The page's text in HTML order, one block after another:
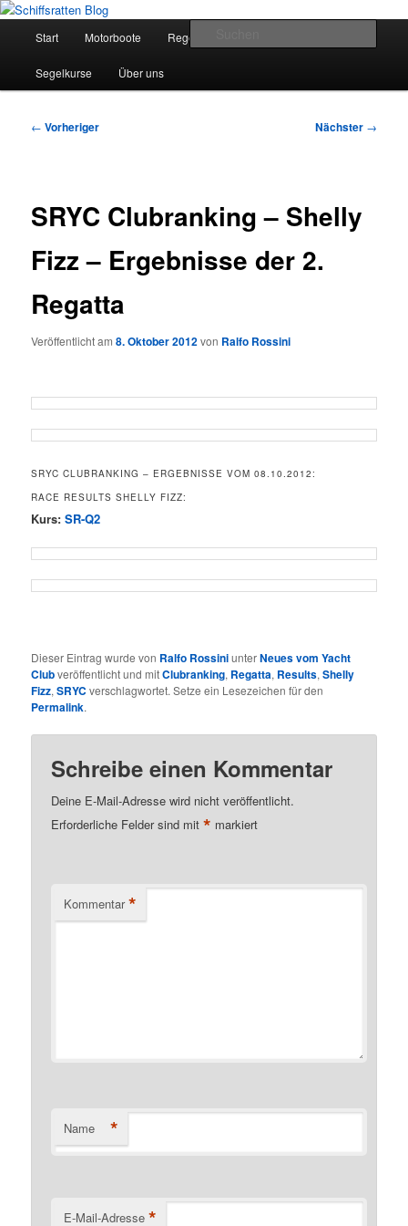
Zum
springenSchiffsratten Blog
Segelsport in Second Life
Start Motorboote Regelkunde
Segelkurse Über uns
Beitragsnavigation
← Vorheriger Nächster →
SRYC Clubranking – Shelly
Fizz – Ergebnisse der 2.
Regatta
Veröffentlicht am8. Oktober 2012von Ralfo Rossini
SRYC CLUBRANKING – ERGEBNISSE VOM 08.10.2012:
RACE RESULTS SHELLY FIZZ:
Kurs:SR-Q2
Dieser Eintrag wurde von Ralfo RossiniunterNeues vom Yacht
Clubveröffentlicht und mitClubranking, Regatta, Results,Shelly
Fizz,SRYC verschlagwortet. Setze ein Lesezeichen für den
Permalink.
Schreibe einen Kommentar
Deine E-Mail-Adresse wird nicht veröffentlicht.
Erforderliche Felder sind mit* markiert
Kommentar *
Name *
E-Mail-Adresse *